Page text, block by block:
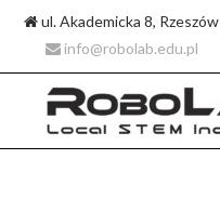
ul. Akademicka 8, Rzeszów
info@robolab.edu.pl